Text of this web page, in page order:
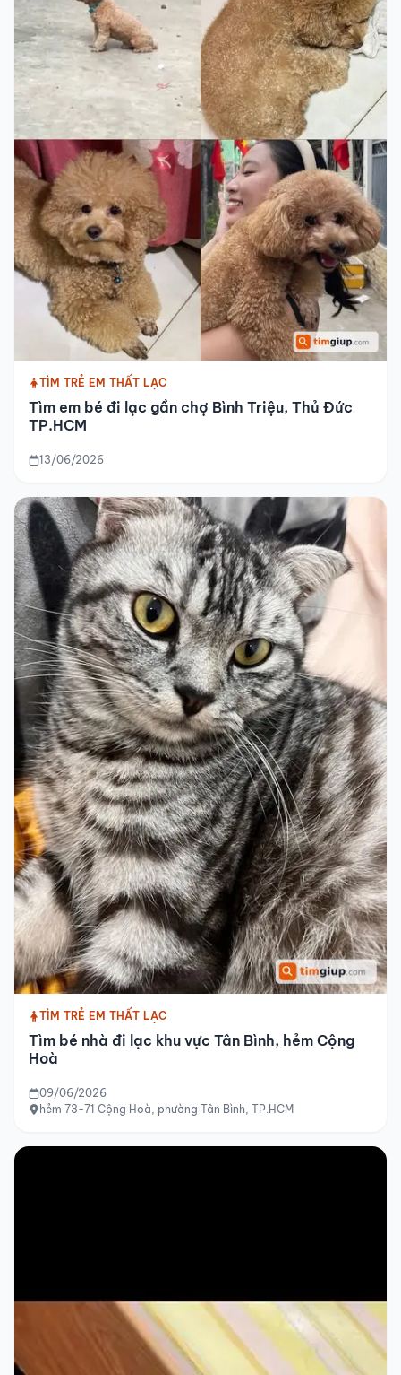
TÌM TRẺ EM THẤT LẠC
Tìm em bé đi lạc gần chợ Bình Triệu, Thủ Đức
TP.HCM
13/06/2026
TÌM TRẺ EM THẤT LẠC
Tìm bé nhà đi lạc khu vực Tân Bình, hẻm Cộng
Hoà
09/06/2026
hẻm 73-71 Cộng Hoà, phường Tân Bình, TP.HCM